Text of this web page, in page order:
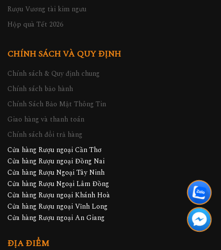
Rượu Vương tài kim ngưu
Hộp quà Tết 2026
CHÍNH SÁCH VÀ QUY ĐỊNH
Chính sách & Quy định chung
Chính sách bảo hành
Chính Sách Bảo Mật Thông Tin
Giao hàng và thanh toán
Chính sách đổi trả hàng
Cửa hàng Rượu ngoại Cần Thơ
Cửa hàng Rượu ngoại Đồng Nai
Cửa hàng Rượu Ngoại Tây Ninh
Cửa hàng Rượu Ngoại Lâm Đồng
Cửa hàng Rượu ngoại Khánh Hoà
Cửa hàng Rượu ngoại Vĩnh Long
Cửa hàng Rượu ngoại An Giang
ĐỊA ĐIỂM